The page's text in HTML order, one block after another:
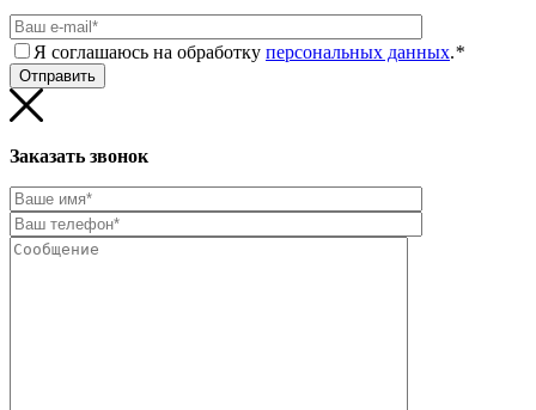
Я соглашаюсь на обработку персональных данных.*
Заказать звонок